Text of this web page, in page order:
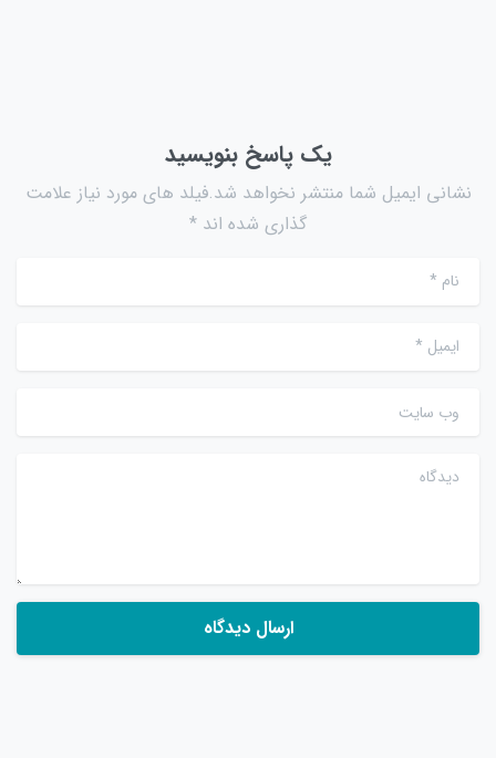
یک پاسخ بنویسید
نشانی ایمیل شما منتشر نخواهد شد.فیلد های مورد نیاز علامت
گذاری شده اند *
نام*
ایمیل *
وب سایت
دیدگاه